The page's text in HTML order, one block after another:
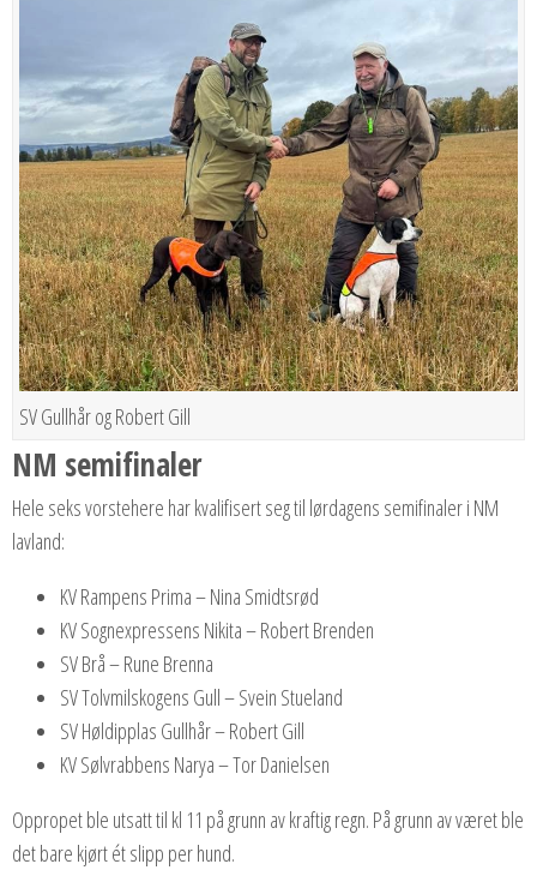
SV Gullhår og Robert Gill
NM semifinaler
Hele seks vorstehere har kvalifisert seg til lørdagens semifinaler i NM
lavland:
KV Rampens Prima – Nina Smidtsrød
KV Sognexpressens Nikita – Robert Brenden
SV Brå – Rune Brenna
SV Tolvmilskogens Gull – Svein Stueland
SV Høldipplas Gullhår – Robert Gill
KV Sølvrabbens Narya – Tor Danielsen
Oppropet ble utsatt til kl 11 på grunn av kraftig regn. På grunn av været ble
det bare kjørt ét slipp per hund.